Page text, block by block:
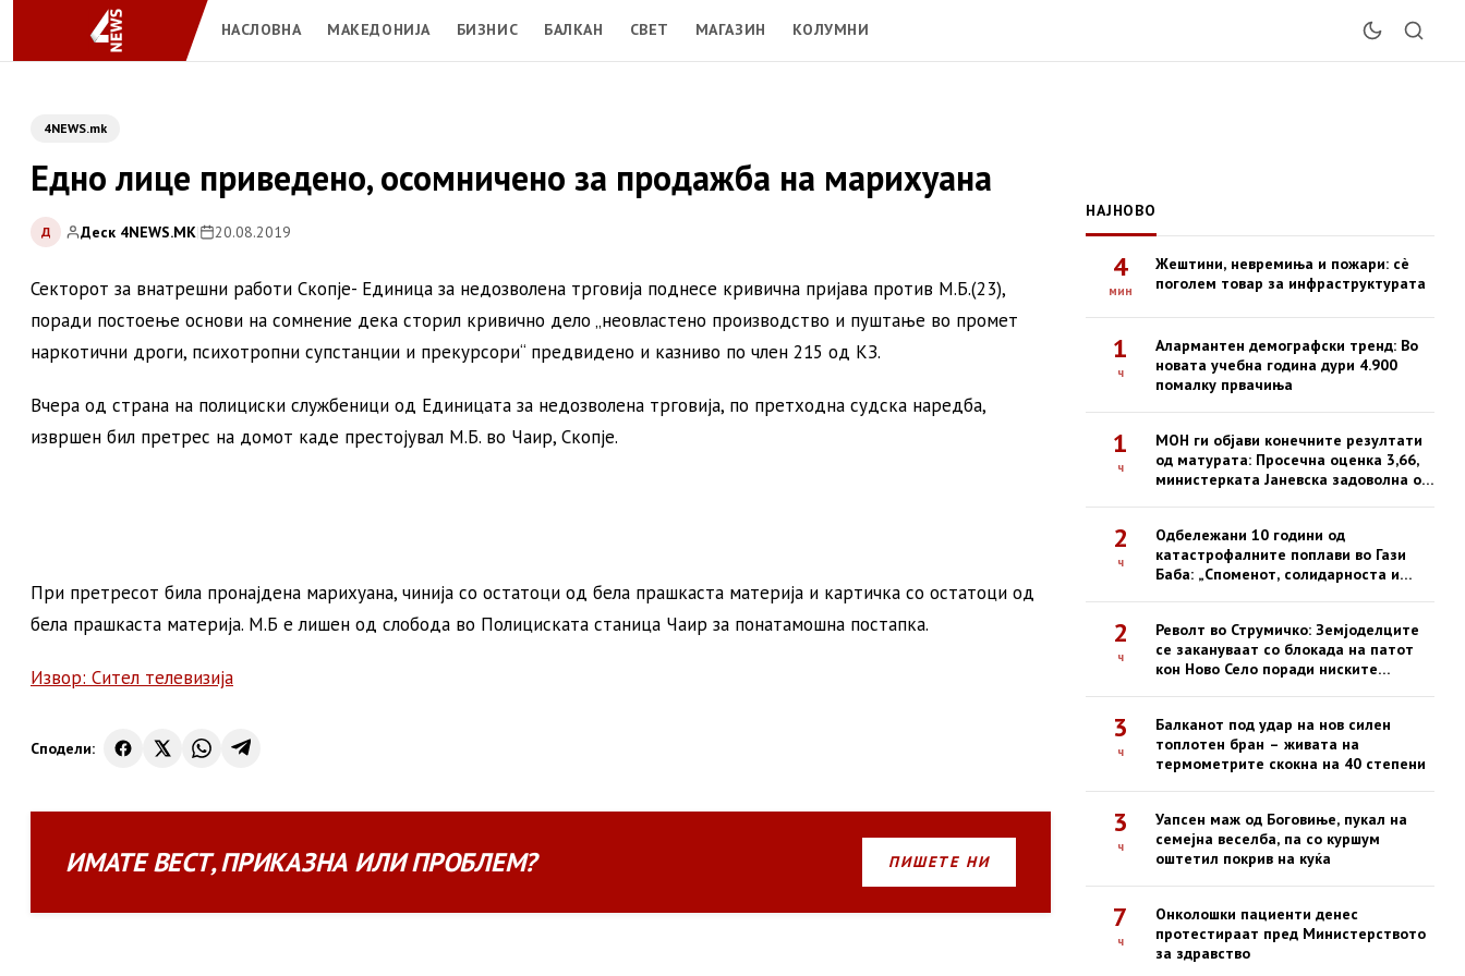
НАСЛОВНА МАКЕДОНИЈА БИЗНИС БАЛКАН СВЕТ МАГАЗИН КОЛУМНИ
4NEWS.mk
Едно лице приведено, осомничено за продажба на марихуана
Д Деск 4NEWS.MK| 20.08.2019
Секторот за внатрешни работи Скопје- Единица за недозволена трговија поднесе кривичнa пријавa против М.Б.(23),
поради постоење основи на сомнение дека сторил кривично дело „неовластено производство и пуштање во промет
наркотични дроги, психотропни супстанции и прекурсори“ предвидено и казниво по член 215 од КЗ.
Вчера од страна на полициски службеници од Единицата за недозволена трговија, по претходна судска наредба,
извршен бил претрес на домот каде престојувал М.Б. во Чаир, Скопје.
При претресот била пронајдена марихуана, чинија со остатоци од бела прашкаста материја и картичка со остатоци од
бела прашкаста материја. М.Б е лишен од слобода во Полициската станица Чаир за понатамошна постапка.
Извор: Сител телевизија
Сподели:
ИМАТЕВЕСТ,ПРИКАЗНА ИЛИПРОБЛЕМ? ПИШЕТЕ НИ
НАЈНОВО
4
мин
Жештини, невремиња и пожари: сè
поголем товар за инфраструктурата
1
ч
Алармантен демографски тренд: Во
новата учебна година дури 4.900
помалку првачиња
1
ч
МОН ги објави конечните резултати
од матурата: Просечна оценка 3,66,
министерката Јаневска задоволна од
2
ч
Одбележани 10 години од
катастрофалните поплави во Гази
Баба: „Споменот, солидарноста и
2
ч
Револт во Струмичко: Земјоделците
се закануваат со блокада на патот
кон Ново Село поради ниските
3
ч
Балканот под удар на нов силен
топлотен бран – живата на
термометрите скокна на 40 степени
3
ч
Уапсен маж од Боговиње, пукал на
семејна веселба, па со куршум
оштетил покрив на куќа
7
ч
Онколошки пациенти денес
протестираат пред Министерството
за здравство